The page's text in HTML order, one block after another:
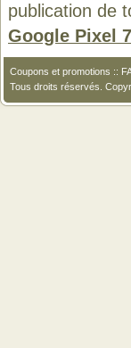
publication de
Google Pixel 7
Coupons et promotions ::
Tous droits réservés.